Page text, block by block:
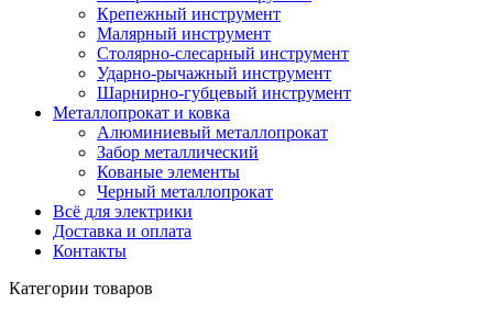
Крепежный инструмент
Малярный инструмент
Столярно-слесарный инструмент
Ударно-рычажный инструмент
Шарнирно-губцевый инструмент
Металлопрокат и ковка
Алюминиевый металлопрокат
Забор металлический
Кованые элементы
Черный металлопрокат
Всё для электрики
Доставка и оплата
Контакты
Категории товаров